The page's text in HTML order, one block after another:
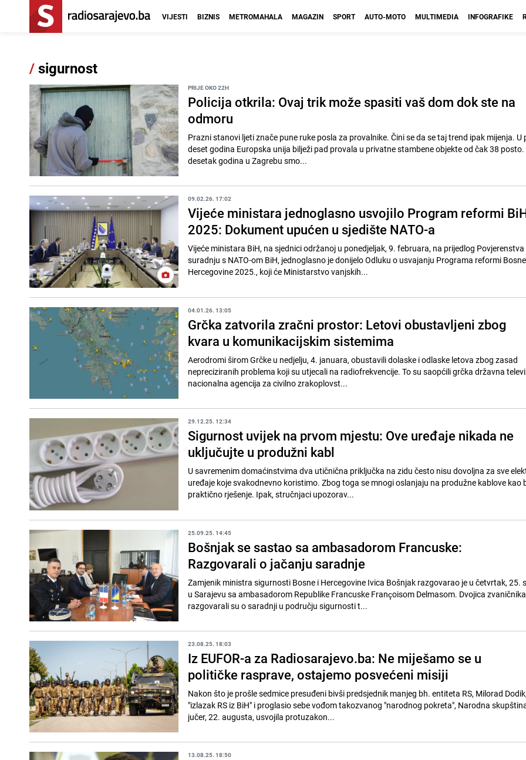
VIJESTI BIZNIS METROMAHALA MAGAZIN SPORT AUTO-MOTO MULTIMEDIA INFOGRAFIKE
/sigurnost
PRIJE OKO 22H
Policija otkrila: Ovaj trik može spasiti vaš dom dok ste na
odmoru
Prazni stanovi ljeti znače pune ruke posla za provalnike. Čini se da se taj trend ipak mijenja. U
deset godina Europska unija bilježi pad provala u privatne stambene objekte od čak 38 posto.
desetak godina u Zagrebu smo...
09.02.26. 17:02
Vijeće ministara jednoglasno usvojilo Program reformi
2025: Dokument upućen u sjedište NATO-a
Vijeće ministara BiH, na sjednici održanoj u ponedjeljak, 9. februara, na prijedlog Povjerenstva
suradnju s NATO-om BiH, jednoglasno je donijelo Odluku o usvajanju Programa reformi
Hercegovine 2025., koji će Ministarstvo vanjskih...
04.01.26. 13:05
Grčka zatvorila zračni prostor: Letovi obustavljeni zbog
kvara u komunikacijskim sistemima
Aerodromi širom Grčke u nedjelju, 4. januara, obustavili dolaske i odlaske letova zbog zasad
nepreciziranih problema koji su utjecali na radiofrekvencije. To su saopćili grčka državna
nacionalna agencija za civilno zrakoplovst...
29.12.25. 12:34
Sigurnost uvijek na prvom mjestu: Ove uređaje nikada ne
uključujte u produžni kabl
U savremenim domaćinstvima dva utičnična priključka na zidu često nisu dovoljna za sve
uređaje koje svakodnevno koristimo. Zbog toga se mnogi oslanjaju na produžne kablove kao
praktično rješenje. Ipak, stručnjaci upozorav...
25.09.25. 14:45
Bošnjak se sastao sa ambasadorom Francuske:
Razgovarali o jačanju saradnje
Zamjenik ministra sigurnosti Bosne i Hercegovine Ivica Bošnjak razgovarao je u četvrtak, 25.
u Sarajevu sa ambasadorom Republike Francuske Françoisom Delmasom. Dvojica zvaničnika
razgovarali su o saradnji u području sigurnosti t...
23.08.25. 18:03
Iz EUFOR-a za Radiosarajevo.ba: Ne miješamo se u
političke rasprave, ostajemo posvećeni misiji
Nakon što je prošle sedmice presuđeni bivši predsjednik manjeg bh. entiteta RS, Milorad
"izlazak RS iz BiH" i proglasio sebe vođom takozvanog "narodnog pokreta", Narodna
jučer, 22. augusta, usvojila protuzakon...
13.08.25. 18:50